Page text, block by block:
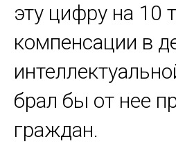
эту цифру на 10
компенсации в
брал бы от нее
граждан.